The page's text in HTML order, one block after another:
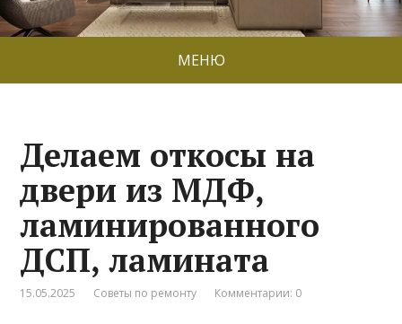
МЕНЮ
Делаем откосы на
двери из МДФ,
ламинированного
ДСП, ламината
15.05.2025 Советы по ремонту Комментарии: 0